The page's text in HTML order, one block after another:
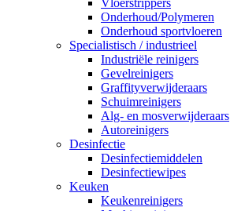
Onderhoud/Polymeren
Onderhoud sportvloeren
Specialistisch / industrieel
Industriële reinigers
Gevelreinigers
Graffityverwijderaars
Schuimreinigers
Alg- en mosverwijderaars
Autoreinigers
Desinfectie
Desinfectiemiddelen
Desinfectiewipes
Keuken
Keukenreinigers